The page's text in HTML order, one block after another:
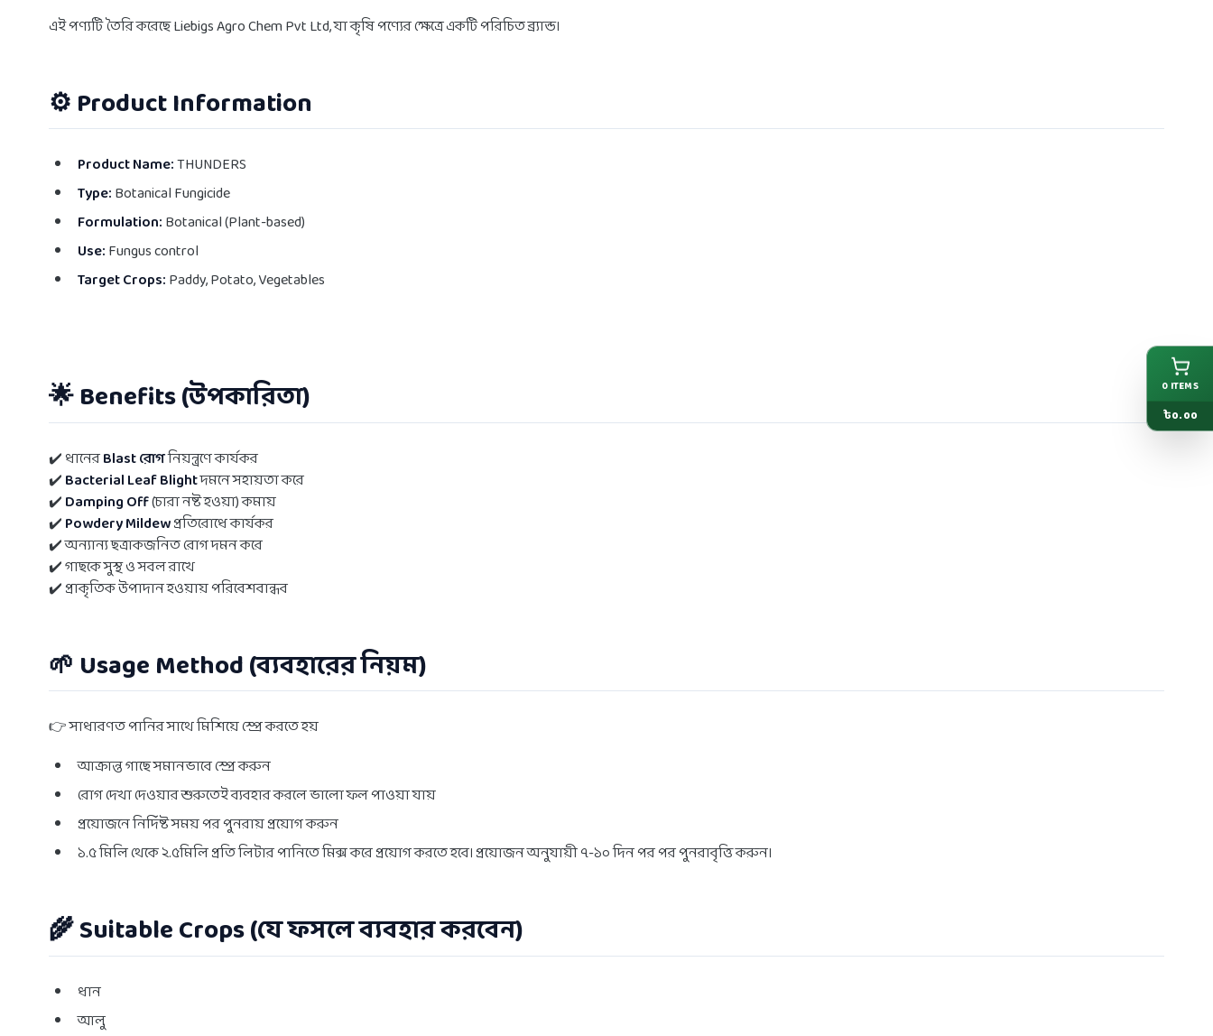
এই পণ্যটি তৈরি করেছে Liebigs Agro Chem Pvt Ltd, যা কৃষি পণ্যের ক্ষেত্রে একটি পরিচিত ব্র্যান্ড।
⚙️ Product Information
Product Name:THUNDERS
Type:Botanical Fungicide
Formulation:Botanical (Plant-based)
Use:Fungus control
Target Crops:Paddy, Potato, Vegetables
🌟 Benefits (উপকারিতা)
✔️ ধানেরBlast রোগনিয়ন্ত্রণে কার্যকর
✔️Bacterial Leaf Blightদমনে সহায়তা করে
✔️Damping Off(চারা নষ্ট হওয়া) কমায়
✔️Powdery Mildewপ্রতিরোধে কার্যকর
✔️ অন্যান্য ছত্রাকজনিত রোগ দমন করে
✔️ গাছকে সুস্থ ও সবল রাখে
✔️ প্রাকৃতিক উপাদান হওয়ায় পরিবেশবান্ধব
🌱 Usage Method (ব্যবহারের নিয়ম)
👉 সাধারণত পানির সাথে মিশিয়ে স্প্রে করতে হয়
আক্রান্ত গাছে সমানভাবে স্প্রে করুন
রোগ দেখা দেওয়ার শুরুতেই ব্যবহার করলে ভালো ফল পাওয়া যায়
প্রয়োজনে নির্দিষ্ট সময় পর পুনরায় প্রয়োগ করুন
১.৫ মিলি থেকে ২.৫মিলি প্রতি লিটার পানিতে মিক্স করে প্রয়োগ করতে হবে। প্রয়োজন অনুযায়ী ৭-১০ দিন পর পর পুনরাবৃত্তি করুন।
🌾 Suitable Crops (যে ফসলে ব্যবহার করবেন)
ধান
আলু
0 ITEMS
৳0.00